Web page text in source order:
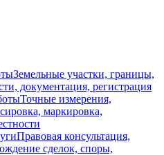
Земельные участки, границы,
документация, регистрация
Точные измерения,
маркировка,
Правовая консультация,
сделок, споры,